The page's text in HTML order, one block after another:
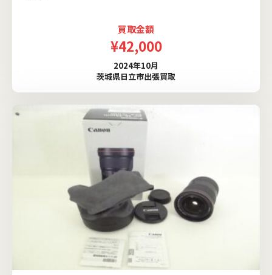
買取金額
¥42,000
2024年10月
茨城県日立市出張買取